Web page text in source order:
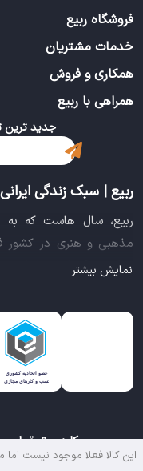
این کالا فعلا موجود نیست اما
فروشگاه ربیع
خدمات مشتریان
همکاری و فروش
همراهی با ربیع
جدید ترین
ربیع | سبک زندگی
ربیع، سال هاست که به
مذهبی و هنری در کشور
سبک زندگی ایرانی اسلامی
شما را برای خرید
ایده خلاقانه عرضه
ربیع، علاوه بر داشتن
مطمئن و آسان، پیشتاز باشد.
نمایش بیشتر
کلیه حقوق